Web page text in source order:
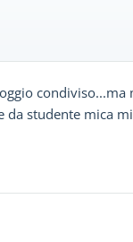
studente mica